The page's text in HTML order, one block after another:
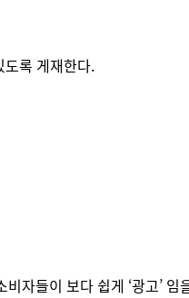
록 게재한다.
자들이 보다 쉽게 ‘광고’